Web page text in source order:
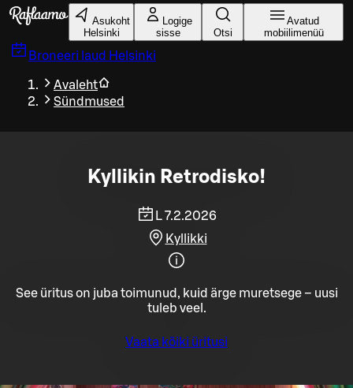
Liigu peamise sisu juurde
Asukoht
Helsinki
Logige
sisse
Otsi
Avatud
mobiilimenüü
Broneeri laud Helsinki
Avaleht
Sündmused
Kyllikin Retrodisko!
L 7.2.2026
Kyllikki
See üritus on juba toimunud, kuid ärge muretsege – uusi
tuleb veel.
Vaata kõiki üritusi